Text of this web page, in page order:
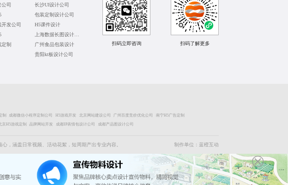
公司
开发公司
定制
长沙UI设计公司
包装定制设计公司
H5课件设计
上海数据长图设计公司
广州食品包装设计
贵阳kt板设计公司
扫码立即咨询 扫码了解更多
制 成都微信小程序定制公司 H5游戏开发 北京网站建设公司 广州百度竞价优化公司
南宁H5广告定制
北京H5游戏定制 品牌网站开发 成都IP表情包设计公司 成都产品图设计公司
，涵盖日常视频、活动花絮，短周期产出专业内容。 制作单位：蓝橙互动